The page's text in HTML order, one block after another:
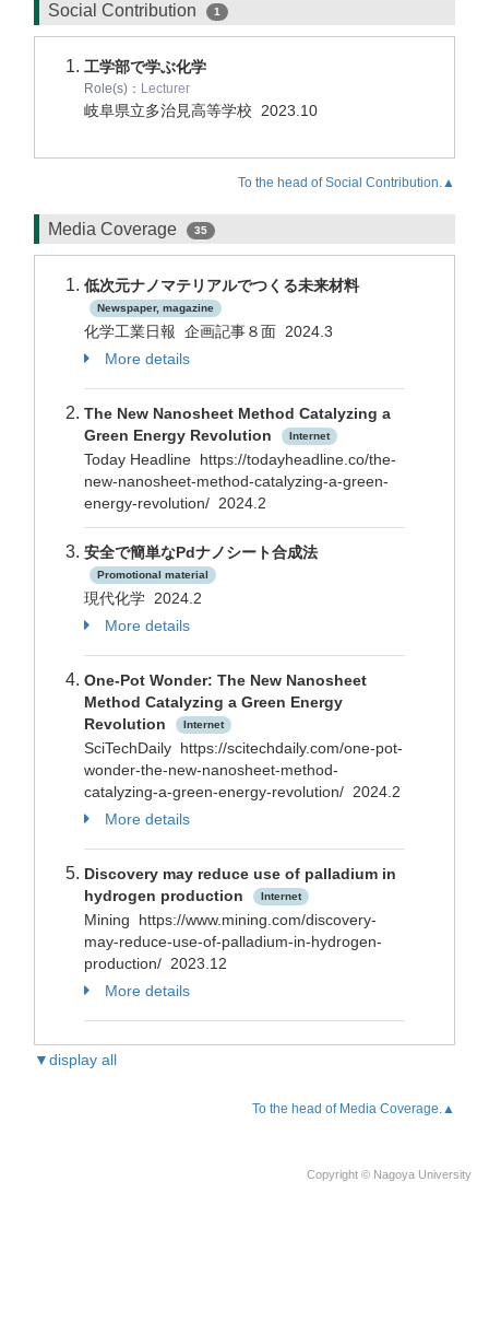
Social Contribution 1
工学部で学ぶ化学
Role(s)： Lecturer
岐阜県立多治見高等学校 2023.10
To the head of Social Contribution.▲
Media Coverage 35
低次元ナノマテリアルでつくる未来材料
Newspaper, magazine
化学工業日報 企画記事８面 2024.3
More details
The New Nanosheet Method Catalyzing a
Green Energy Revolution
Internet
Today Headline https://todayheadline.co/the-
new-nanosheet-method-catalyzing-a-green-
energy-revolution/ 2024.2
安全で簡単なPdナノシート合成法
Promotional material
現代化学 2024.2
More details
One-Pot Wonder: The New Nanosheet
Method Catalyzing a Green Energy
Revolution
Internet
SciTechDaily https://scitechdaily.com/one-pot-
wonder-the-new-nanosheet-method-
catalyzing-a-green-energy-revolution/ 2024.2
More details
Discovery may reduce use of palladium in
hydrogen production
Internet
Mining https://www.mining.com/discovery-
may-reduce-use-of-palladium-in-hydrogen-
production/ 2023.12
More details
▼display all
To the head of Media Coverage.▲
Copyright © Nagoya University